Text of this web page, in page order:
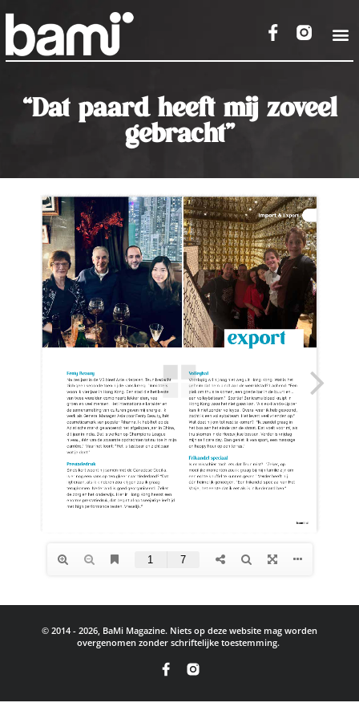
“Dat paard heeft mij zoveel
gebracht”
© 2014 - 2026, BaMi Magazine. Niets op deze website mag worden
overgenomen zonder schriftelijke toestemming.